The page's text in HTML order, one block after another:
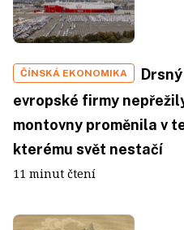
ČÍNSKÁ EKONOMIKA
evropské firmy
montovny proměnila v
kterému svět nestačí
11 minut čtení